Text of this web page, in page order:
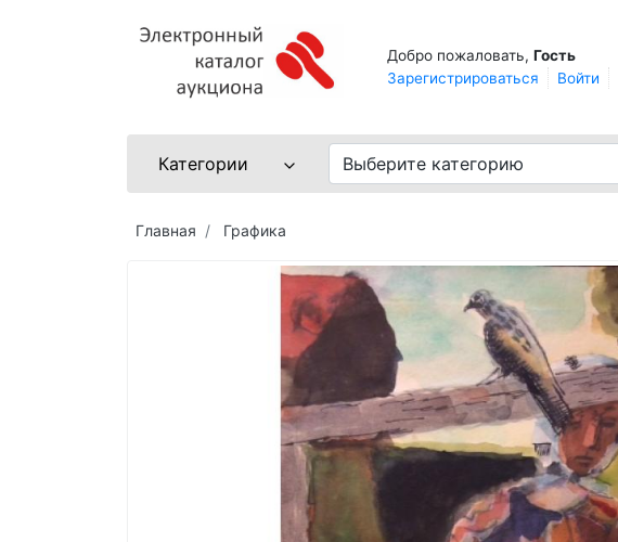
Добро пожаловать, Гость
Зарегистрироваться
Войти
Категории Выберите категорию
Главная Графика